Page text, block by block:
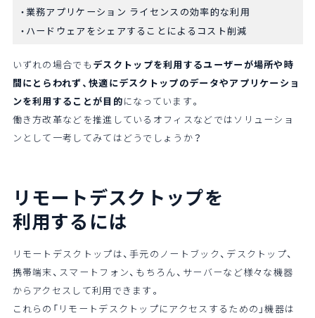
業務アプリケーション ライセンスの効率的な利用
ハードウェアをシェアすることによるコスト削減
いずれの場合でも デスクトップを利用するユーザーが場所や時
間にとらわれず、快適にデスクトップのデータやアプリケーショ
ンを利用することが目的になっています。
働き方改革などを推進しているオフィスなどではソリューショ
ンとして一考してみてはどうでしょうか？
リモートデスクトップを
利用するには
リモートデスクトップは、手元のノートブック、デスクトップ、
携帯端末、スマートフォン、もちろん、サーバーなど様々な機器
からアクセスして利用できます。
これらの「リモートデスクトップにアクセスするための」機器は